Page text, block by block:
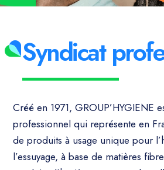
Syndicat
Créé en 1971, GROUP’HYGIENE
professionnel qui représente en
de produits à usage unique pour
l’essuyage, à base de matières